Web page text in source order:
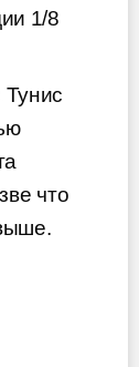
1/8
Тунис
что